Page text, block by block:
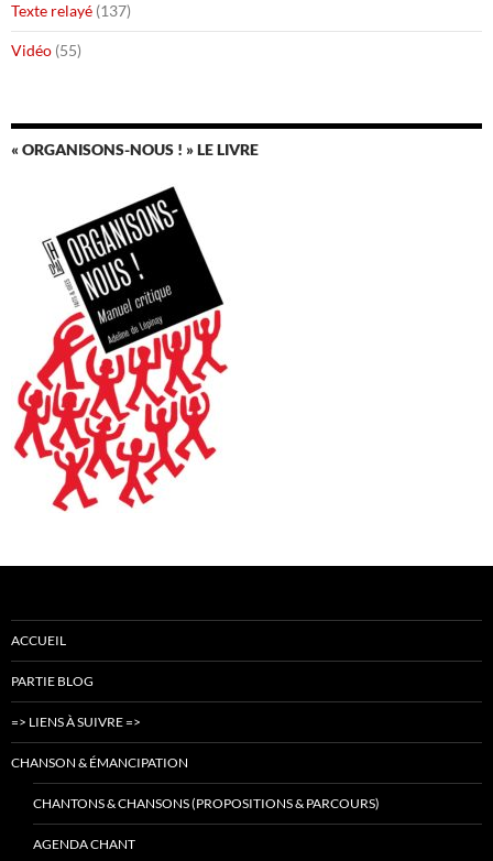
Texte relayé (137)
Vidéo (55)
« ORGANISONS-NOUS ! » LE LIVRE
ACCUEIL
PARTIE BLOG
=> LIENS À SUIVRE =>
CHANSON & ÉMANCIPATION
CHANTONS & CHANSONS (PROPOSITIONS & PARCOURS)
AGENDA CHANT